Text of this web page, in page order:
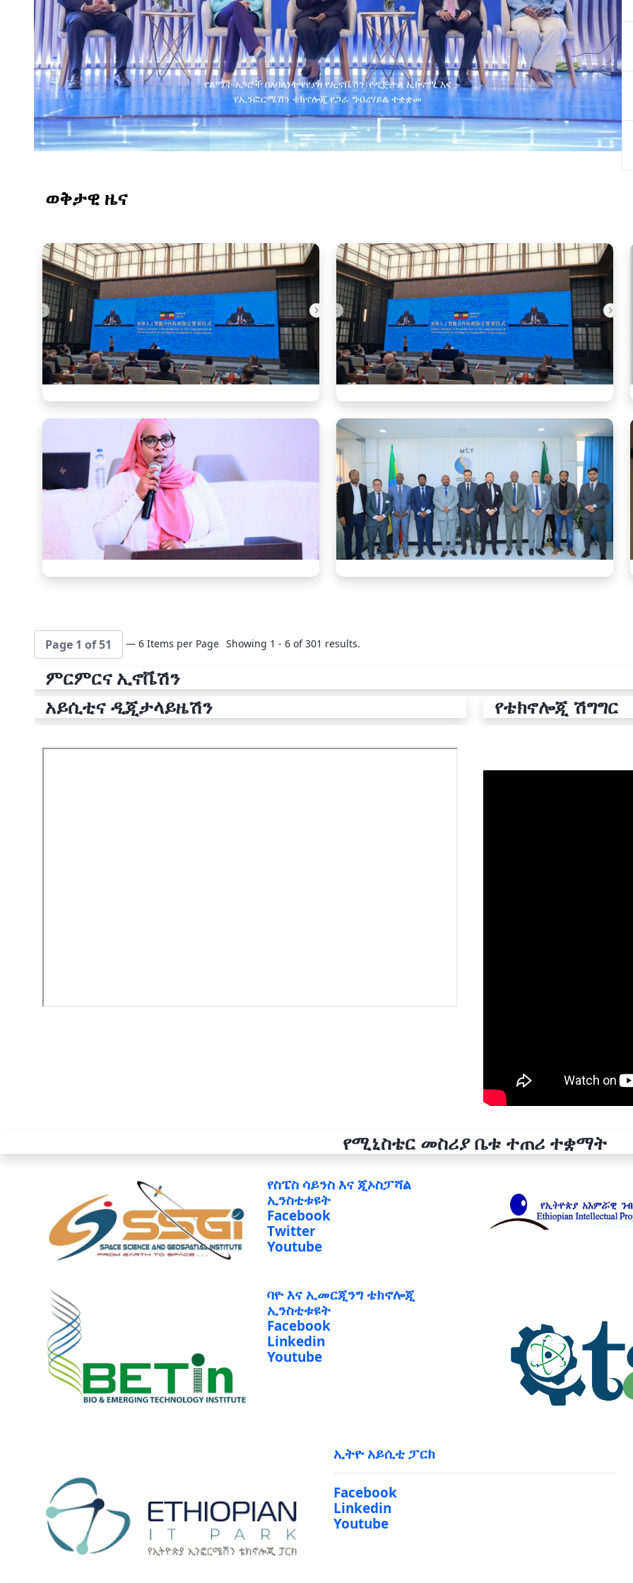
የልማት አጋሮች በአባልነት የየያዘ የኢኖቬሽን፣የዲጅታል ኢኮኖሚ እና
የኢንፎርሜሽን ቴክኖሎጂ የጋራ ግብረሃይል ተቋቋመ
ወቅታዊ ዜና
Page 1 of 51 — 6 Items per Page Showing 1 - 6 of 301 results.
ምርምርና ኢኖቬሽን
አይሲቲና ዲጂታላይዜሽን
የቴክኖሎጂ ሽግግር
የሚኒስቴር መስሪያ ቤቱ ተጠሪ ተቋማት
የስፔስ ሳይንስ እና ጂኦስፓሻል
ኢንስቲቱዩት
Facebook
Twitter
Youtube
ባዮ እና ኢመርጂንግ ቴክኖሎጂ
ኢንስቲቱዩት
Facebook
Linkedin
Youtube
ኢትዮ አይሲቲ ፓርክ
Facebook
Linkedin
Youtube